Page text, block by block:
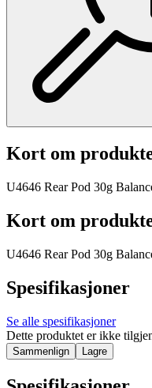
Kort om
U4646 Rear Pod 30g
Kort om
U4646 Rear Pod 30g
Spesifikasjoner
Se alle spesifikasjoner
Dette produktet er ikke
Sammenlign Lagre